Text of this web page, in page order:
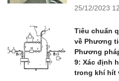
25/12/2023
Tiêu chuẩn
về Phương
Phương
9: Xác định
trong khí hít